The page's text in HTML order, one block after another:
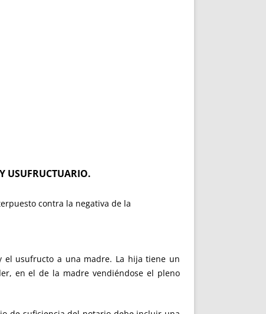
USUFRUCTUARIO.
contra la negativa de la
el usufructo a una madre. La hija tiene un
en el de la madre vendiéndose el pleno